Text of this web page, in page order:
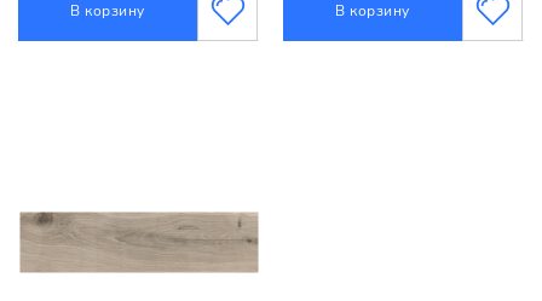
В корзину В корзину